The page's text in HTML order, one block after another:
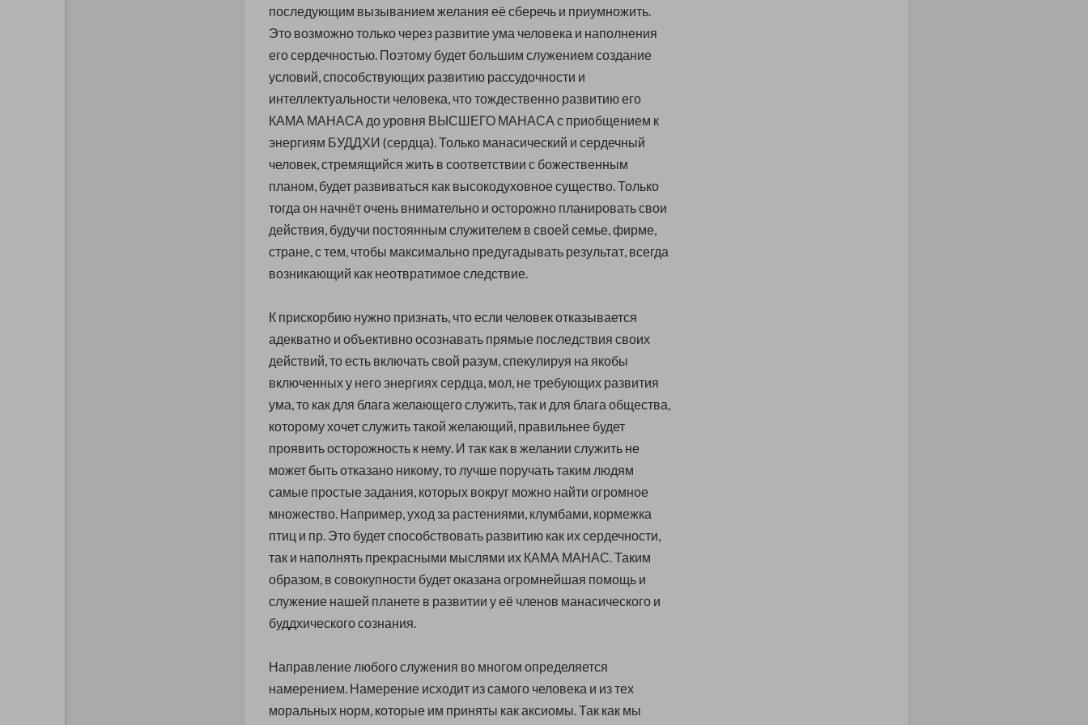
последующим вызыванием желания её сберечь и приумножить.
Это возможно только через развитие ума человека и наполнения
его сердечностью. Поэтому будет большим служением создание
условий, способствующих развитию рассудочности и
интеллектуальности человека, что тождественно развитию его
КАМА МАНАСА до уровня ВЫСШЕГО МАНАСА с приобщением к
энергиям БУДДХИ (сердца). Только манасический и сердечный
человек, стремящийся жить в соответствии с божественным
планом, будет развиваться как высокодуховное существо. Только
тогда он начнёт очень внимательно и осторожно планировать свои
действия, будучи постоянным служителем в своей семье, фирме,
стране, с тем, чтобы максимально предугадывать результат, всегда
возникающий как неотвратимое следствие.
К прискорбию нужно признать, что если человек отказывается
адекватно и объективно осознавать прямые последствия своих
действий, то есть включать свой разум, спекулируя на якобы
включенных у него энергиях сердца, мол, не требующих развития
ума, то как для блага желающего служить, так и для блага общества,
которому хочет служить такой желающий, правильнее будет
проявить осторожность к нему. И так как в желании служить не
может быть отказано никому, то лучше поручать таким людям
самые простые задания, которых вокруг можно найти огромное
множество. Например, уход за растениями, клумбами, кормежка
птиц и пр. Это будет способствовать развитию как их сердечности,
так и наполнять прекрасными мыслями их КАМА МАНАС. Таким
образом, в совокупности будет оказана огромнейшая помощь и
служение нашей планете в развитии у её членов манасического и
буддхического сознания.
Направление любого служения во многом определяется
намерением. Намерение исходит из самого человека и из тех
моральных норм, которые им приняты как аксиомы. Так как мы